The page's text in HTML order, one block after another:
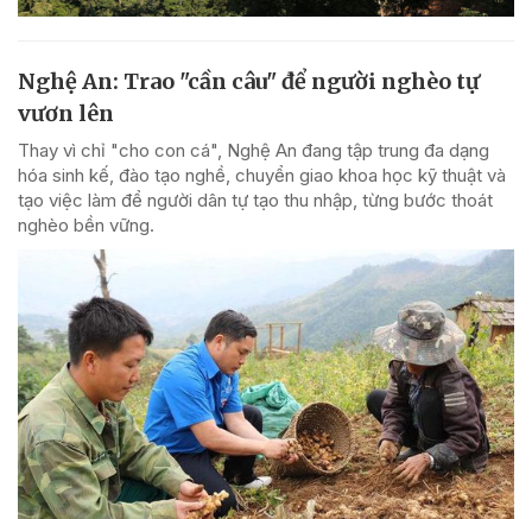
Nghệ An: Trao "cần câu" để người nghèo tự
vươn lên
Thay vì chỉ "cho con cá", Nghệ An đang tập trung đa dạng
hóa sinh kế, đào tạo nghề, chuyển giao khoa học kỹ thuật và
tạo việc làm để người dân tự tạo thu nhập, từng bước thoát
nghèo bền vững.